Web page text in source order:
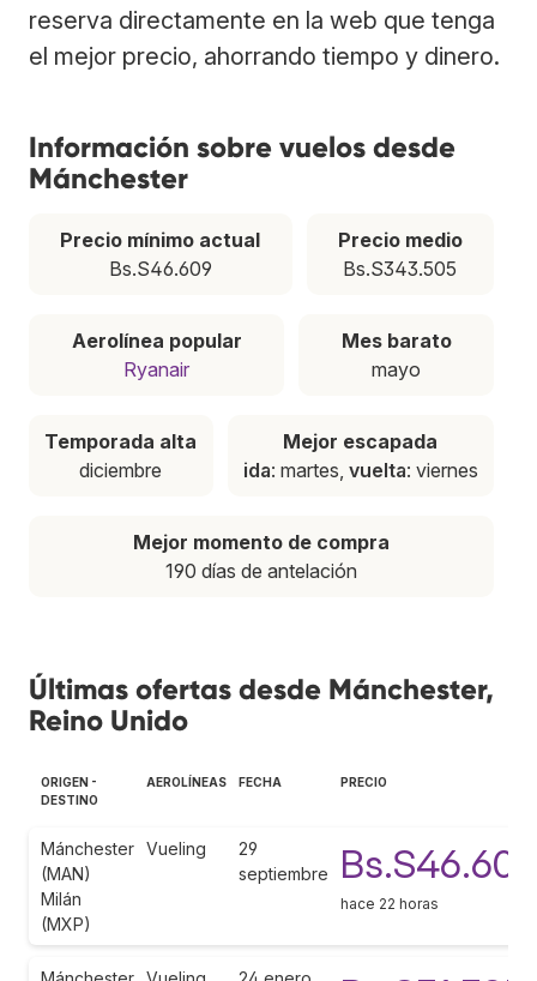
reserva directamente en la web que tenga
el mejor precio, ahorrando tiempo y dinero.
Información sobre vuelos desde
Mánchester
Precio mínimo actual
Bs.S46.609
Precio medio
Bs.S343.505
Aerolínea popular
Ryanair
Mes barato
mayo
Temporada alta
diciembre
Mejor escapada
ida: martes, vuelta: viernes
Mejor momento de compra
190 días de antelación
Últimas ofertas desde Mánchester,
Reino Unido
ORIGEN -
DESTINO
AEROLÍNEAS FECHA PRECIO
Mánchester
(MAN)
Milán
(MXP)
Vueling
29
septiembre
Bs.S46.609
hace 22 horas